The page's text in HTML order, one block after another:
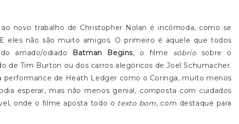
novo trabalho de Christopher Nolan é incômoda, como se
eles não são muito amigos. O primeiro é aquele que todos
amado/odiado
Batman Begins, o filme sóbriosobre o
de Tim Burton ou dos carros alegóricos de Joel Schumacher.
performance de Heath Ledger como o Coringa, muito menos
esperar, mas não menos genial, composta com cuidados
onde o filme aposta todo o texto bom, com destaque para